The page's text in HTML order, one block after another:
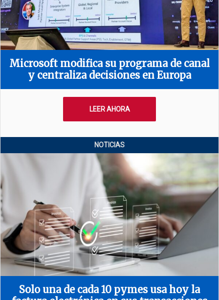
Microsoft modifica su programa de canal
y centraliza decisiones en Europa
LEER AHORA
NOTICIAS
Solo una de cada 10 pymes usa hoy la